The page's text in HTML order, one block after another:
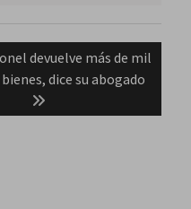
devuelve más de mil
dice su abogado